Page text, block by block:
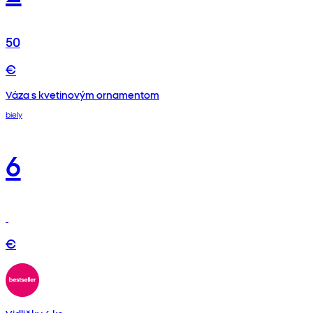
50
€
Váza s kvetinovým ornamentom
biely
6
€